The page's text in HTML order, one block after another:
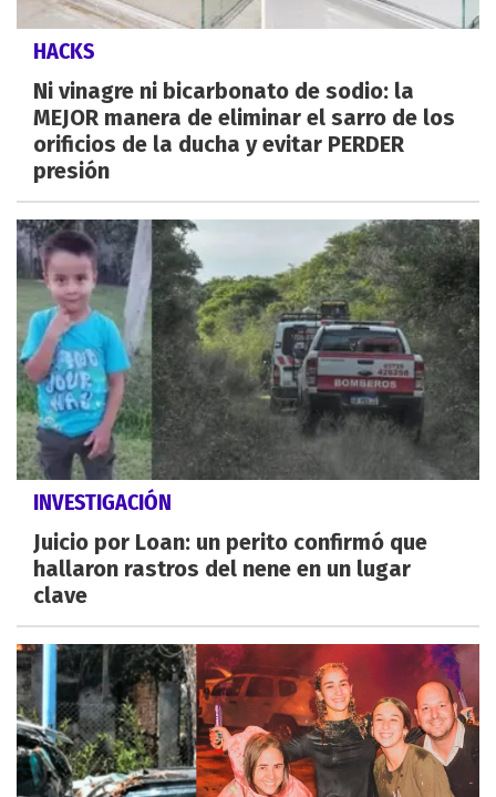
HACKS
Ni vinagre ni bicarbonato de sodio: la
MEJOR manera de eliminar el sarro de los
orificios de la ducha y evitar PERDER
presión
INVESTIGACIÓN
Juicio por Loan: un perito confirmó que
hallaron rastros del nene en un lugar
clave